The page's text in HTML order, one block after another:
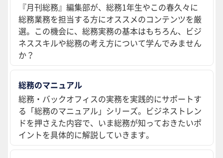
『月刊総務』編集部が、総務1年生やこの春久々に
総務業務を担当する方にオススメのコンテンツを厳
選。この機会に、総務実務の基本はもちろん、ビジ
ネススキルや総務の考え方について学んでみません
か？
総務のマニュアル
総務・バックオフィスの実務を実践的にサポートす
る「総務のマニュアル」シリーズ。ビジネストレン
ドを押さえた内容で、いま総務が知っておきたいポ
イントを具体的に解説していきます。